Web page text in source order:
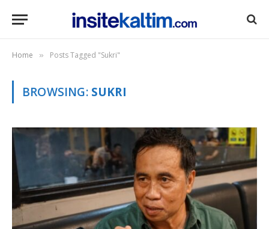
Home » Posts Tagged "Sukri"
BROWSING: SUKRI